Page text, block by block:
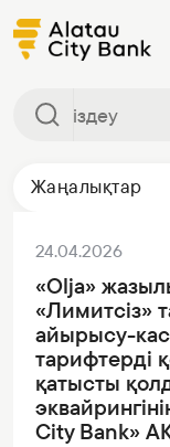
Жаңалықтар
24.04.2026
«Olja»
«Лимитсіз»
айырысу-
тарифтерді
қатысты
City Bank»